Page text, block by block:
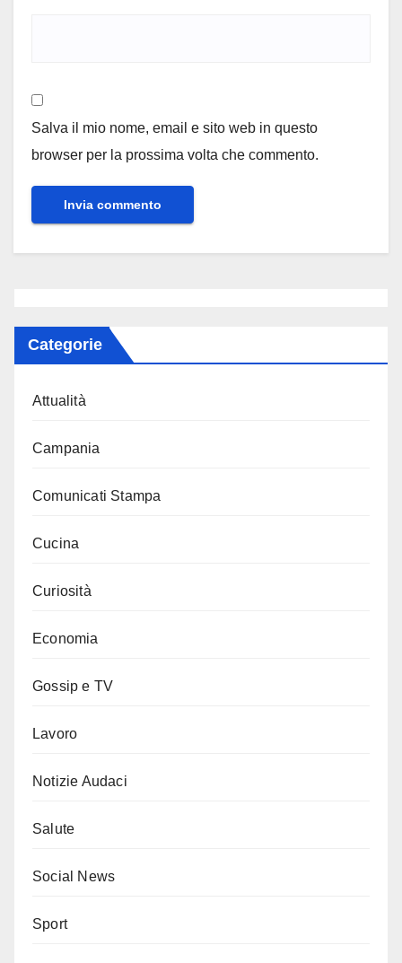
Salva il mio nome, email e sito web in questo
browser per la prossima volta che commento.
Categorie
Attualità
Campania
Comunicati Stampa
Cucina
Curiosità
Economia
Gossip e TV
Lavoro
Notizie Audaci
Salute
Social News
Sport